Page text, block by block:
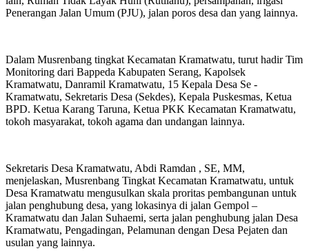
Penerangan Jalan Umum (PJU), jalan poros desa dan yang lainnya.
Dalam Musrenbang tingkat Kecamatan Kramatwatu, turut hadir Tim
Monitoring dari Bappeda Kabupaten Serang, Kapolsek
Kramatwatu, Danramil Kramatwatu, 15 Kepala Desa Se -
Kramatwatu, Sekretaris Desa (Sekdes), Kepala Puskesmas, Ketua
BPD. Ketua Karang Taruna, Ketua PKK Kecamatan Kramatwatu,
tokoh masyarakat, tokoh agama dan undangan lainnya.
Sekretaris Desa Kramatwatu, Abdi Ramdan , SE, MM,
menjelaskan, Musrenbang Tingkat Kecamatan Kramatwatu, untuk
Desa Kramatwatu mengusulkan skala proritas pembangunan untuk
jalan penghubung desa, yang lokasinya di jalan Gempol –
Kramatwatu dan Jalan Suhaemi, serta jalan penghubung jalan Desa
Kramatwatu, Pengadingan, Pelamunan dengan Desa Pejaten dan
usulan yang lainnya.